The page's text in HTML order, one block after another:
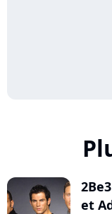
et